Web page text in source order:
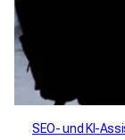
SEO- und KI-